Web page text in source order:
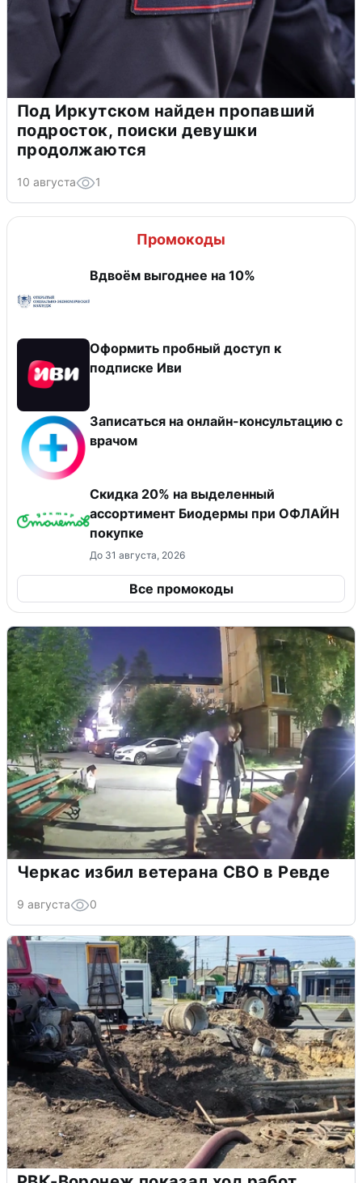
Под Иркутском найден пропавший
подросток, поиски девушки
продолжаются
10 августа 1
Промокоды
Вдвоём выгоднее на 10%
Оформить пробный доступ к
подписке Иви
Записаться на онлайн-консультацию с
врачом
Скидка 20% на выделенный
ассортимент Биодермы при ОФЛАЙН
покупке
До 31 августа, 2026
Все промокоды
Черкас избил ветерана СВО в Ревде
9 августа 0